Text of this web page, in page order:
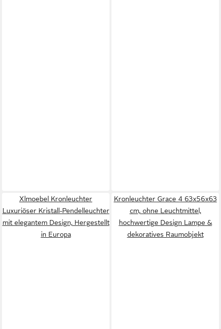
Xlmoebel Kronleuchter
Luxuriöser Kristall-Pendelleuchter
mit elegantem Design, Hergestellt
in Europa
Kronleuchter Grace 4 63x56x63
cm, ohne Leuchtmittel,
hochwertige Design Lampe &
dekoratives Raumobjekt